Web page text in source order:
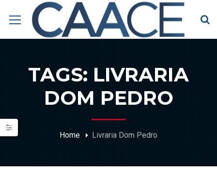
TAGS: LIVRARIA
DOM PEDRO
Home Livraria Dom Pedro